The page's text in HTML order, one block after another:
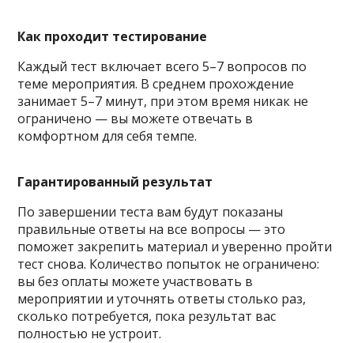
Как проходит тестирование
Каждый тест включает всего 5–7 вопросов по
теме мероприятия. В среднем прохождение
занимает 5–7 минут, при этом время никак не
ограничено — вы можете отвечать в
комфортном для себя темпе.
Гарантированный результат
По завершении теста вам будут показаны
правильные ответы на все вопросы — это
поможет закрепить материал и уверенно пройти
тест снова. Количество попыток не ограничено:
вы без оплаты можете участвовать в
мероприятии и уточнять ответы столько раз,
сколько потребуется, пока результат вас
полностью не устроит.